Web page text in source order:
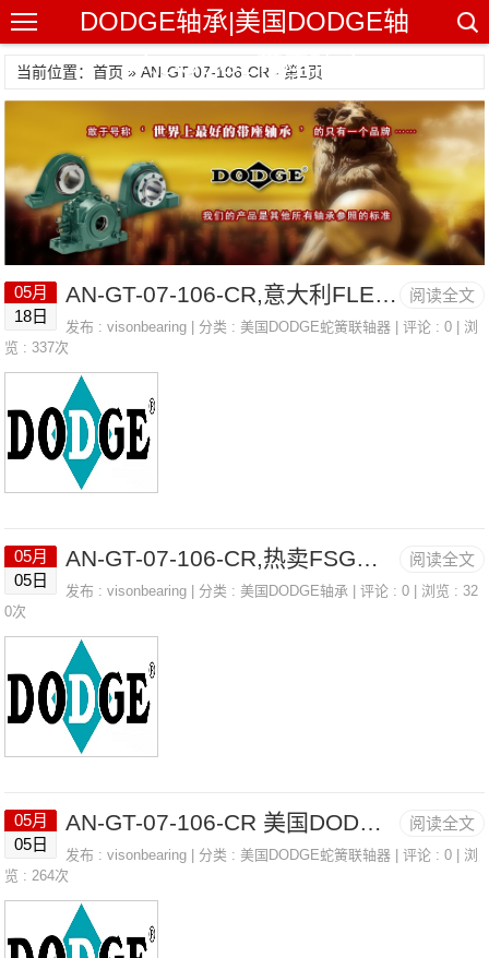
DODGE轴承|美国DODGE轴
承|DODGE带座轴承
当前位置：首页 » AN-GT-07-106-CR - 第1页
阅读全文
05月
18日
AN-GT-07-106-CR,意大利FLEXBALL软轴
发布 :visonbearing | 分类 :美国DODGE蛇簧联轴器 | 评论 : 0 | 浏
览 : 337次
阅读全文
05月
05日
AN-GT-07-106-CR,热卖FSG角度变送器
发布 :visonbearing | 分类 :美国DODGE轴承 | 评论 : 0 | 浏览 : 32
0次
阅读全文
05月
05日
AN-GT-07-106-CR 美国DODGE轴承 WSTU-SC-015-NL
发布 :visonbearing | 分类 :美国DODGE蛇簧联轴器 | 评论 : 0 | 浏
览 : 264次